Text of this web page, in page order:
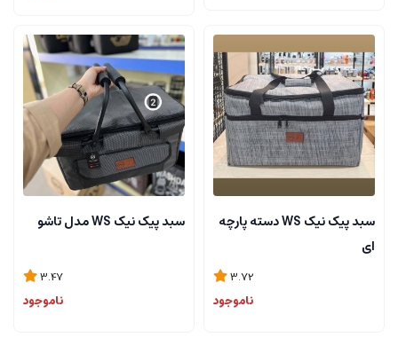
سبد پیک نیک WS دسته پارچه
ای
3.72
ناموجود
سبد پیک نیک WS مدل تاشو
3.47
ناموجود